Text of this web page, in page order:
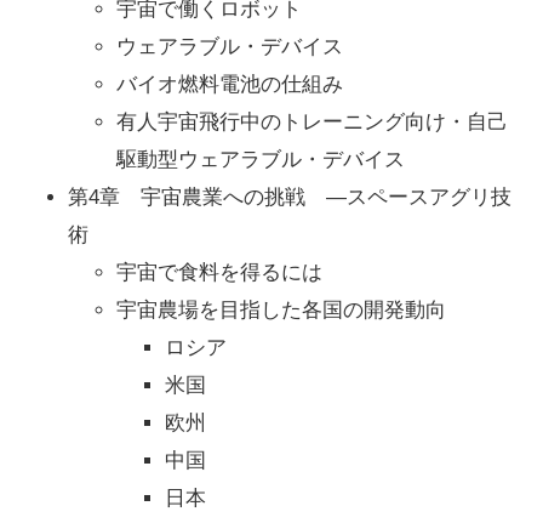
宇宙で働くロボット
ウェアラブル・デバイス
バイオ燃料電池の仕組み
有人宇宙飛行中のトレーニング向け・自己
駆動型ウェアラブル・デバイス
第4章 宇宙農業への挑戦 ―スペースアグリ技
術
宇宙で食料を得るには
宇宙農場を目指した各国の開発動向
ロシア
米国
欧州
中国
日本